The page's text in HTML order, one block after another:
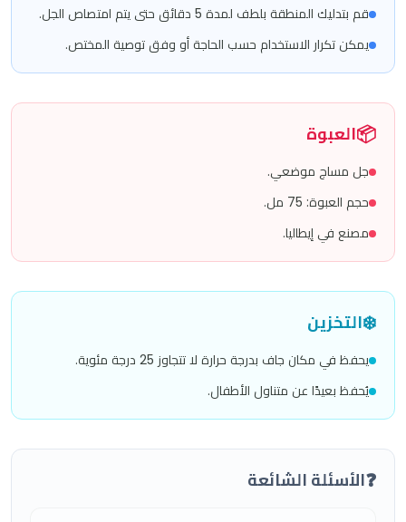
قم بتدليك المنطقة بلطف لمدة 5 دقائق حتى يتم امتصاص الجل.
يمكن تكرار الاستخدام حسب الحاجة أو وفق توصية المختص.
📦العبوة
جل مساج موضعي.
حجم العبوة: 75 مل.
مصنع في إيطاليا.
❄️التخزين
يحفظ في مكان جاف بدرجة حرارة لا تتجاوز 25 درجة مئوية.
يُحفظ بعيدًا عن متناول الأطفال.
❓الأسئلة الشائعة